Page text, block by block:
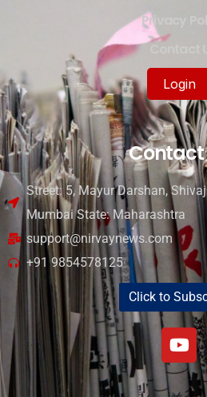
Privacy
Contact
Login
Contact
Street: 5, Mayur Darshan,
Mumbai State: Maharashtra
support@nirvaynews.com
+91 9854578125
Click to